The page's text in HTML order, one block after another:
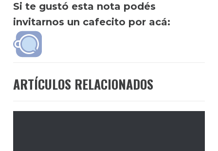
Si te gustó esta nota podés
invitarnos un cafecito por acá:
ARTÍCULOS RELACIONADOS